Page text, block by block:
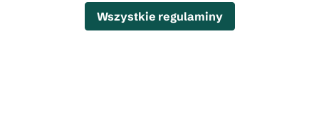
Wszystkie regulaminy